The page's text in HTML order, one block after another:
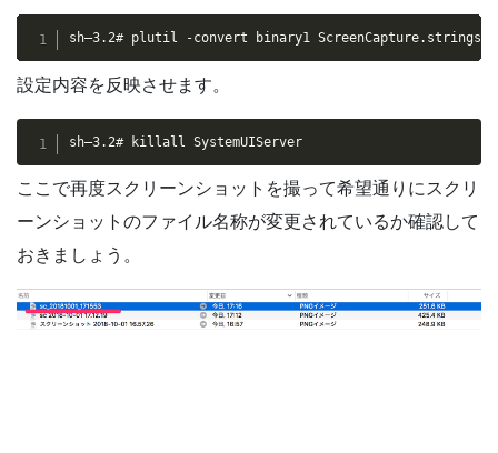
sh–3.2# plutil -convert binary1 ScreenCapture.strings
設定内容を反映させます。
sh–3.2# killall SystemUIServer
ここで再度スクリーンショットを撮って希望通りにスクリ
ーンショットのファイル名称が変更されているか確認して
おきましょう。